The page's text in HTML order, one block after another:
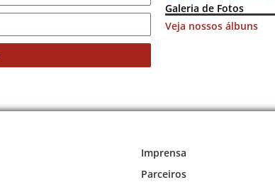
Galeria de Fotos
Veja nossos álbuns
Imprensa
Parceiros